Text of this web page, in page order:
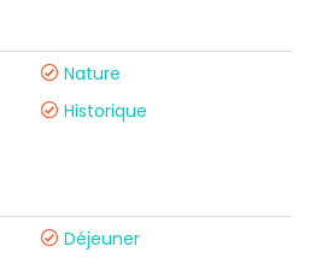
Nature
Historique
Déjeuner